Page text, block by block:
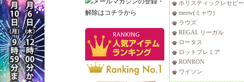
ホリスティックレセピー
meow(ミャウ)
ラウズ
REGAL リーガル
ロータス
ロットプレミア
RONRON
ワイソン